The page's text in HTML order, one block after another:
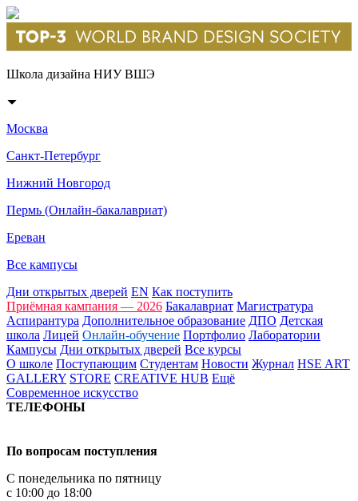
Школа дизайна НИУ ВШЭ
Москва
Санкт-Петербург
Нижний Новгород
Пермь (Онлайн-бакалавриат)
Ереван
Все кампусы
Дни открытых дверей EN Как поступить
Приёмная кампания — 2026 Бакалавриат Магистратура
Аспирантура Дополнительное образование ДПО Детская
школа Лицей Онлайн-обучение Портфолио Лаборатории
Кампусы Дни открытых дверей Все курсы
О школе Поступающим Студентам Новости Журнал HSE ART
GALLERY STORE CREATIVE HUB Ещё
Современное искусство
ТЕЛЕФОНЫ
По вопросам поступления
С понедельника по пятницу
с 10:00 до 18:00